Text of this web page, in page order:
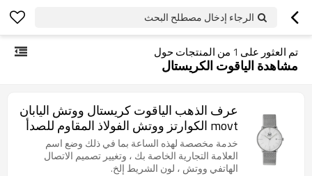
الرجاء إدخال مصطلح البحث
تم العثور على 1 من المنتجات حول
مشاهدة الياقوت الكريستال
عرف الذهب الياقوت كريستال ووتش اليابان
movt الكوارتز ووتش الفولاذ المقاوم للصدأ
الظهر
خدمة مخصصة لهذه الساعة بما في ذلك وضع اسم
العلامة التجارية الخاصة بك ، وتغيير تصميم الاتصال
الهاتفي ووتش ، لون الشريط إلخ.